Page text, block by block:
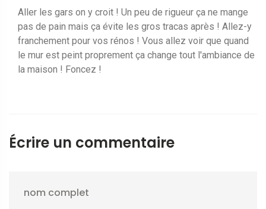
Aller les gars on y croit ! Un peu de rigueur ça ne mange
pas de pain mais ça évite les gros tracas après ! Allez-y
franchement pour vos rénos ! Vous allez voir que quand
le mur est peint proprement ça change tout l'ambiance de
la maison ! Foncez !
Écrire un commentaire
nom complet